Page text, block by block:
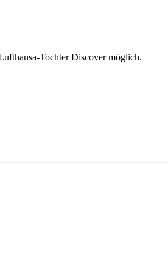
Tochter Discover möglich.